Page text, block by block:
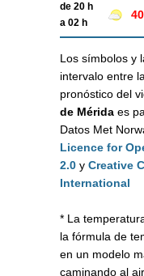
de 20 h
a 02 h
Los símbolos y
intervalo entre
pronóstico del
de Mérida es
Datos Met
Licence for
2.0 y Creative
International
* La
la fórmula de
en un modelo
caminando al